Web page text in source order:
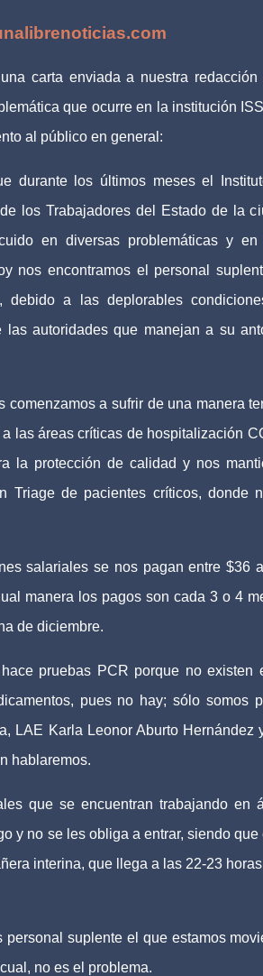
carta enviada a nuestra
que ocurre en la institución
al público en general:
durante los últimos meses el
los Trabajadores del Estado de la
en diversas problemáticas y en
nos encontramos el personal
debido a las deplorables
autoridades que manejan a su
a sufrir de una manera
las áreas críticas de hospitalización
la protección de calidad y nos
Triage de pacientes críticos, donde
salariales se nos pagan entre $36
manera los pagos son cada 3 o 4
de diciembre.
pruebas PCR porque no existen
pues no hay; sólo somos
LAE Karla Leonor Aburto Hernández
hablaremos.
que se encuentran trabajando en
y no se les obliga a entrar, siendo que
interina, que llega a las 22-23
suplente el que estamos
no es el problema.